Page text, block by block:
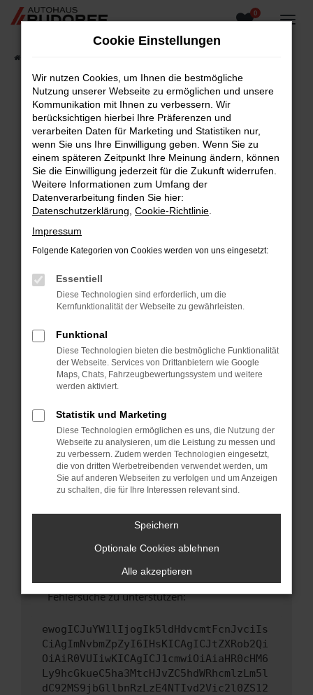
Zum
0
Fehler: Network Error
Beim Laden ist ein Fehler aufgetreten.
Hier sind ein paar Tipps, die dir helfen können:
Überprüfe deine Firewall und deine
Internetverbindung.
Laden andere Webseiten, zum Beispiel deine
Suchmaschine?
Prüfe deine Browsererweiterungen.
Manche Erweiterungen, wie Werbeblocker,
können das Laden bestimmter Seiten
verhindern. Funktioniert die Seite in einem
Fenster?
Starte dein Gerät neu.
Das kann manchmal helfen, vorübergehende
Probleme zu beheben.
Betriebssystem auf dem neuesten Stand
sind.
Veraltete Software birgt nicht nur ein
Sicherheitsrisiko, sondern kann auch dazu
führen, dass bestimmte Funktionen nicht mehr
unterstützt werden.
Wende dich an den Webseitenbetreiber.
Wenn du alle oben genannten Schritte versucht
hast, kontaktiere uns bitte. Wir werden
versuchen, das Problem zu beheben. Du kannst
uns diesen Text schicken, um uns bei der
Fehlersuche zu unterstützen:
ewogICJuYW1lIjogIk5ldHdvcmtFcnJvciIs
CiAgImNvbmZpZyI6IHsKICAgICJtZXRob2Qi
OiAiR0VUIiwKICAgICJ1cmwiOiAiaHR0cHM6
Ly9hcGkueC5ha3MtcHJvZC5hdWRhcmlzLm5l
dC92MS9jbGllbnRzLzE4NTIvd2Vic2l0ZS12
Cookie Einstellungen
Wir nutzen Cookies, um Ihnen die bestmögliche
Nutzung unserer Webseite zu ermöglichen und unsere
Kommunikation mit Ihnen zu verbessern. Wir
berücksichtigen hierbei Ihre Präferenzen und
verarbeiten Daten für Marketing und Statistiken nur,
wenn Sie uns Ihre Einwilligung geben. Wenn Sie zu
einem späteren Zeitpunkt Ihre Meinung ändern, können
Sie die Einwilligung jederzeit für die Zukunft widerrufen.
Weitere Informationen zum Umfang der
Datenverarbeitung finden Sie hier:
Datenschutzerklärung Cookie-Richtlinie
Impressum
Folgende Kategorien von Cookies werden von uns eingesetzt:
Essentiell
Diese Technologien sind erforderlich, um die
Kernfunktionalität der Webseite zu gewährleisten.
Funktional
Diese Technologien bieten die bestmögliche Funktionalität
der Webseite. Services von Drittanbietern wie Google
Maps, Chats, Fahrzeugbewertungssystem und weitere
werden aktiviert.
Statistik und Marketing
Diese Technologien ermöglichen es uns, die Nutzung der
Webseite zu analysieren, um die Leistung zu messen und
zu verbessern. Zudem werden Technologien eingesetzt,
die von dritten Werbetreibenden verwendet werden, um
Sie auf anderen Webseiten zu verfolgen und um Anzeigen
zu schalten, die für Ihre Interessen relevant sind.
Speichern
Optionale Cookies ablehnen
Alle akzeptieren